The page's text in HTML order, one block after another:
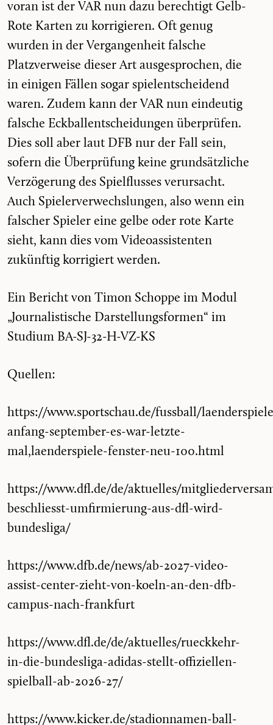
voran ist der VAR nun dazu berechtigt Gelb-
Rote Karten zu korrigieren. Oft genug
wurden in der Vergangenheit falsche
Platzverweise dieser Art ausgesprochen, die
in einigen Fällen sogar spielentscheidend
waren. Zudem kann der VAR nun eindeutig
falsche Eckballentscheidungen überprüfen.
Dies soll aber laut DFB nur der Fall sein,
sofern die Überprüfung keine grundsätzliche
Verzögerung des Spielflusses verursacht.
Auch Spielerverwechslungen, also wenn ein
falscher Spieler eine gelbe oder rote Karte
sieht, kann dies vom Videoassistenten
zukünftig korrigiert werden.
Ein Bericht von Timon Schoppe im Modul
„Journalistische Darstellungsformen“ im
Studium BA-SJ-32-H-VZ-KS
Quellen:
https://www.sportschau.de/fussball/
anfang-september-es-war-letzte-
mal,laenderspiele-fenster-neu-100.html
https://www.dfl.de/de/aktuelles/
beschliesst-umfirmierung-aus-dfl-wird-
bundesliga/
https://www.dfb.de/news/ab-2027-video-
assist-center-zieht-von-koeln-an-den-dfb-
campus-nach-frankfurt
https://www.dfl.de/de/aktuelles/rueckkehr-
in-die-bundesliga-adidas-stellt-offiziellen-
spielball-ab-2026-27/
https://www.kicker.de/stadionnamen-ball-